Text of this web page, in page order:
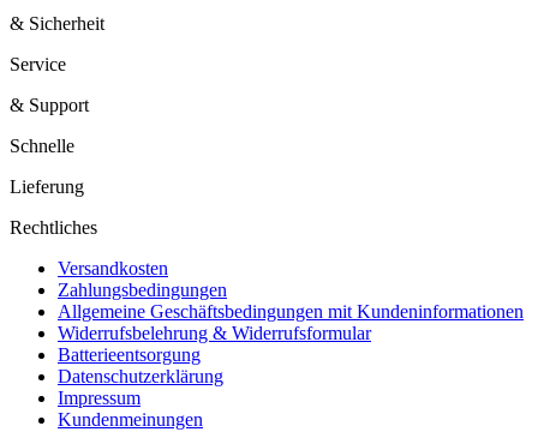
& Sicherheit
Service
& Support
Schnelle
Lieferung
Rechtliches
Versandkosten
Zahlungsbedingungen
Allgemeine Geschäftsbedingungen mit Kundeninformationen
Widerrufsbelehrung & Widerrufsformular
Batterieentsorgung
Datenschutzerklärung
Impressum
Kundenmeinungen